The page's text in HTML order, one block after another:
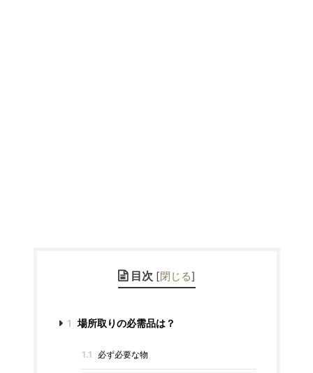
目次 [閉じる]
1 場所取りの必需品は？
1.1 必ず必要な物